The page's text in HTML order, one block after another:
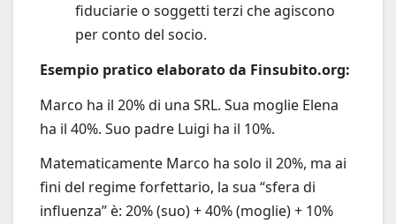
fiduciarie o soggetti terzi che agiscono
per conto del socio.
Esempio pratico elaborato da Finsubito.org:
Marco ha il 20% di una SRL. Sua moglie Elena
ha il 40%. Suo padre Luigi ha il 10%.
Matematicamente Marco ha solo il 20%, ma ai
fini del regime forfettario, la sua “sfera di
influenza” è: 20% (suo) + 40% (moglie) + 10%